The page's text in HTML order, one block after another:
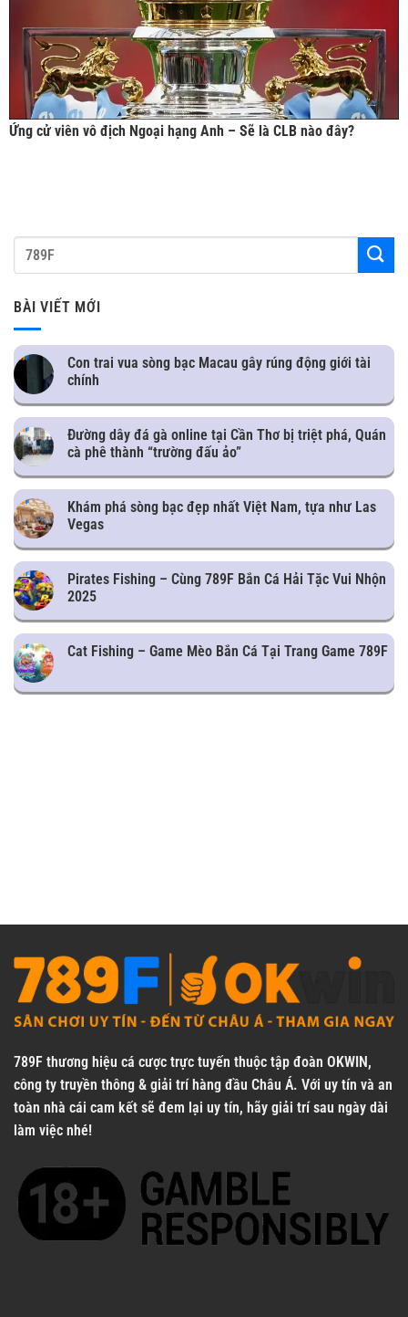
Ứng cử viên vô địch Ngoại hạng Anh – Sẽ là CLB nào đây?
BÀI VIẾT MỚI
Con trai vua sòng bạc Macau gây rúng động giới tài
chính
Đường dây đá gà online tại Cần Thơ bị triệt phá, Quán
cà phê thành “trường đấu ảo”
Khám phá sòng bạc đẹp nhất Việt Nam, tựa như Las
Vegas
Pirates Fishing – Cùng 789F Bắn Cá Hải Tặc Vui Nhộn
2025
Cat Fishing – Game Mèo Bắn Cá Tại Trang Game 789F
789F thương hiệu cá cược trực tuyến thuộc tập đoàn OKWIN,
công ty truyền thông & giải trí hàng đầu Châu Á. Với uy tín và an
toàn nhà cái cam kết sẽ đem lại uy tín, hãy giải trí sau ngày dài
làm việc nhé!